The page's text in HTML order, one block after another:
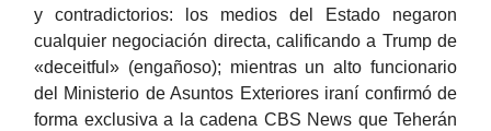
y contradictorios: los medios del Estado negaron
cualquier negociación directa, calificando a Trump de
«deceitful» (engañoso); mientras un alto funcionario
del Ministerio de Asuntos Exteriores iraní confirmó de
forma exclusiva a la cadena CBS News que Teherán